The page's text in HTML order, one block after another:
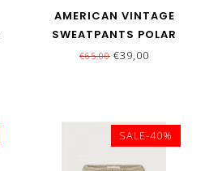
AMERICAN VINTAGE
SWEATPANTS POLAR
GREY
€65,00 €39,00
SALE-40%